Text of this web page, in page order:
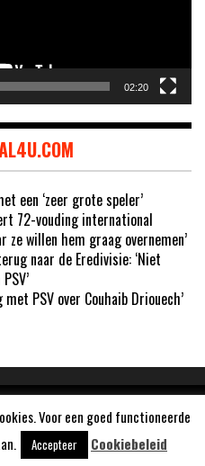
02:20
een ‘zeer grote speler’
72-vouding international
ze willen hem graag overnemen’
naar de Eredivisie: ‘Niet
PSV over Couhaib Driouech’
WordPress
Voor een goed functioneerde
Accepteer Cookiebeleid